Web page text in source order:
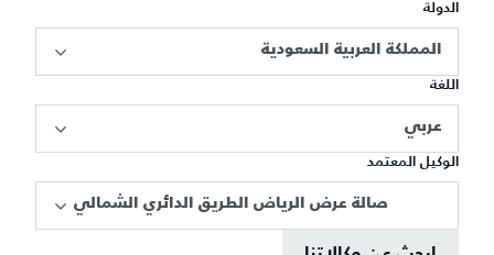
الدولة
المملكة العربية السعودية
اللغة
عربي
الوكيل المعتمد
صالة عرض الرياض الطريق الدائري الشمالي